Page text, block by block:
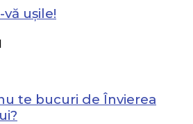
ușile!
te bucuri de Învierea